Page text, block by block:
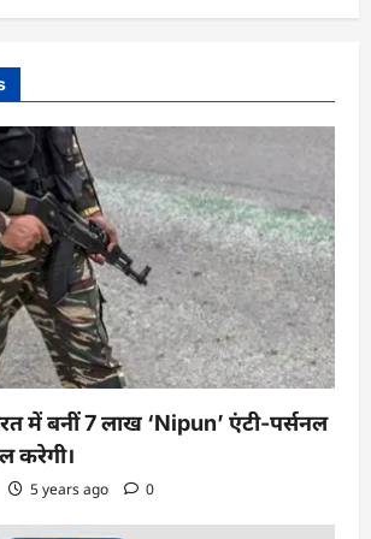
में बनीं 7 लाख ‘Nipun’ एंटी-पर्सनल
करेगी।
5 years ago 0